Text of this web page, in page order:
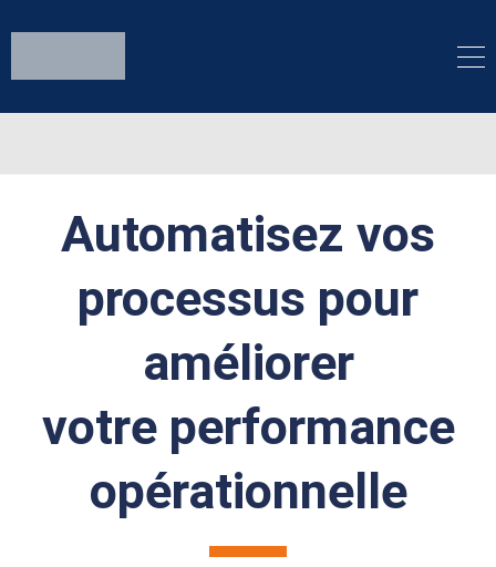
Automatisez vos
processus pour
améliorer
votre performance
opérationnelle